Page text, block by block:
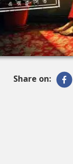
Share on: